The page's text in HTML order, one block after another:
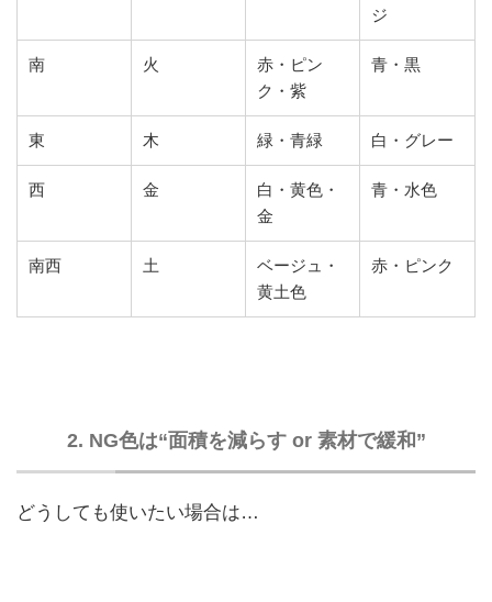
ジ
南 火
赤・ピン
ク・紫
青・黒
東 木 緑・青緑 白・グレー
西 金
白・黄色・
金
青・水色
南西 土
ベージュ・
黄土色
赤・ピンク
2. NG色は“面積を減らす or 素材で緩和”
どうしても使いたい場合は…